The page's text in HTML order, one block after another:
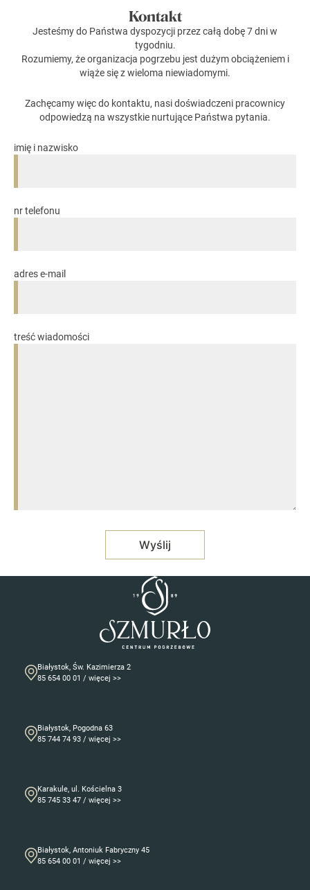
Kontakt
Jesteśmy do Państwa dyspozycji przez całą dobę 7 dni w
tygodniu.
Rozumiemy, że organizacja pogrzebu jest dużym obciążeniem i
wiąże się z wieloma niewiadomymi.
Zachęcamy więc do kontaktu, nasi doświadczeni pracownicy
odpowiedzą na wszystkie nurtujące Państwa pytania.
imię i nazwisko
nr telefonu
adres e-mail
treść wiadomości
Białystok, Św. Kazimierza 2
85 654 00 01 / więcej >>
Białystok, Pogodna 63
85 744 74 93 / więcej >>
Karakule, ul. Kościelna 3
85 745 33 47 / więcej >>
Białystok, Antoniuk Fabryczny 45
85 654 00 01 / więcej >>